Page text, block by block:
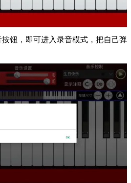
钮，即可进入录音模式，把自己弹